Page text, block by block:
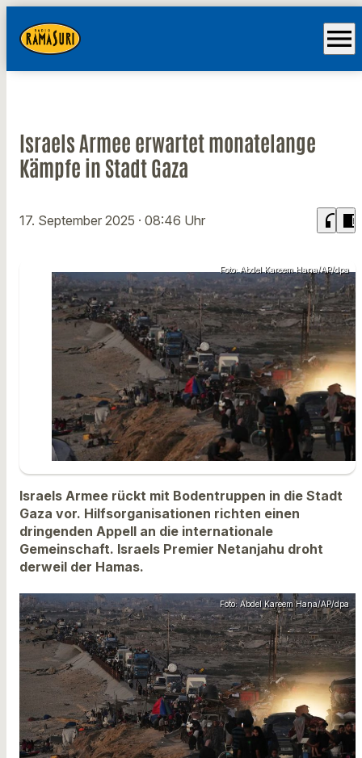
menu
Israels Armee erwartet monatelange
Kämpfe in Stadt Gaza
17. September 2025 · 08:46 Uhr headphones chrome_reader_mode
Foto: Abdel Kareem Hana/AP/dpa
Israels Armee rückt mit Bodentruppen in die Stadt
Gaza vor. Hilfsorganisationen richten einen
dringenden Appell an die internationale
Gemeinschaft. Israels Premier Netanjahu droht
derweil der Hamas.
Foto: Abdel Kareem Hana/AP/dpa